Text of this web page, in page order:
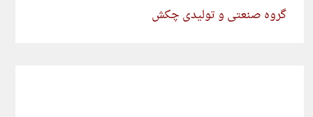
گروه صنعتی و تولیدی چکش